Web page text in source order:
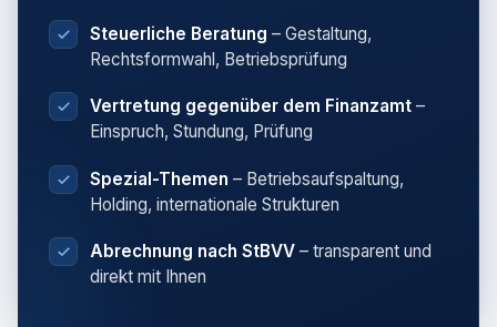
Steuerliche Beratung – Gestaltung,
Rechtsformwahl, Betriebsprüfung
Vertretung gegenüber dem Finanzamt –
Einspruch, Stundung, Prüfung
Spezial-Themen – Betriebsaufspaltung,
Holding, internationale Strukturen
Abrechnung nach StBVV – transparent und
direkt mit Ihnen